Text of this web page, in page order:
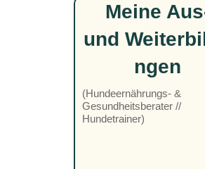
Meine
und
ngen
(Hundeernährungs- &
Gesundheitsberater //
Hundetrainer)